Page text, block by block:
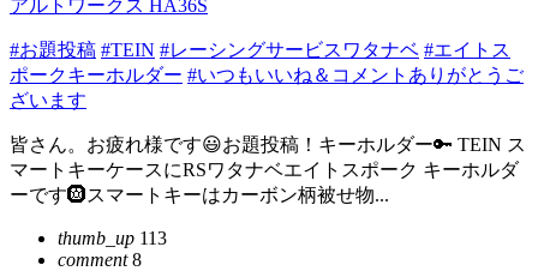
アルトワークス HA36S
#お題投稿 #TEIN #レーシングサービスワタナベ #エイトス
ポークキーホルダー #いつもいいね＆コメントありがとうご
ざいます
皆さん。お疲れ様です😃お題投稿！キーホルダー🔑 TEIN ス
マートキーケースにRSワタナベエイトスポーク キーホルダ
ーです🛞スマートキーはカーボン柄被せ物...
thumb_up 113
comment8